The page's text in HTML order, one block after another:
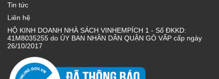
Tin tức
Liên hệ
HỘ KINH DOANH NHÀ SÁCH VINHEMPÍCH 1 - Số ĐKKD:
41M8035255 do ỦY BAN NHÂN DÂN QUẬN GÒ VẤP cấp ngày
26/10/2017